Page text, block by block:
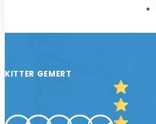
KITTER GEMERT